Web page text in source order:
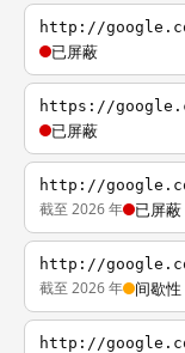
http://
已屏蔽
https://
已屏蔽
http://
截至 2026 年 已屏蔽
http://
截至 2026 年 间歇性
http://